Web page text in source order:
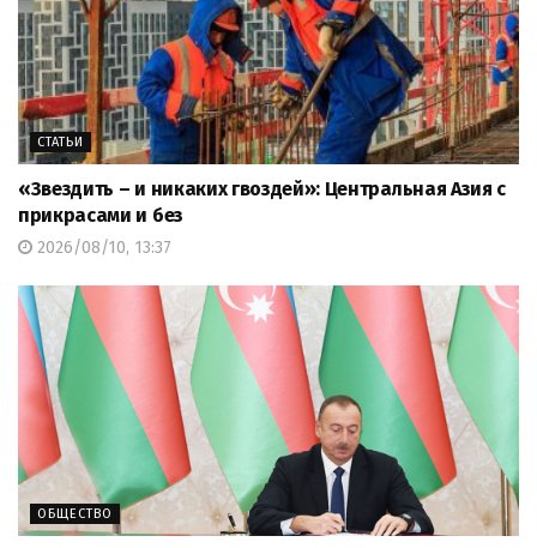
СТАТЬИ
«Звездить – и никаких гвоздей»: Центральная Азия с
прикрасами и без
2026/08/10, 13:37
ОБЩЕСТВО